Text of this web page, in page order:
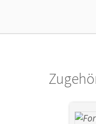
ein Jahr lang ergänzend
Cornelsen Verlag